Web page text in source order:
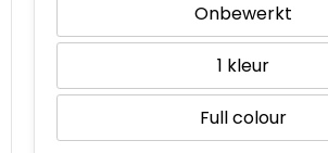
Onbewerkt
1
Full colour